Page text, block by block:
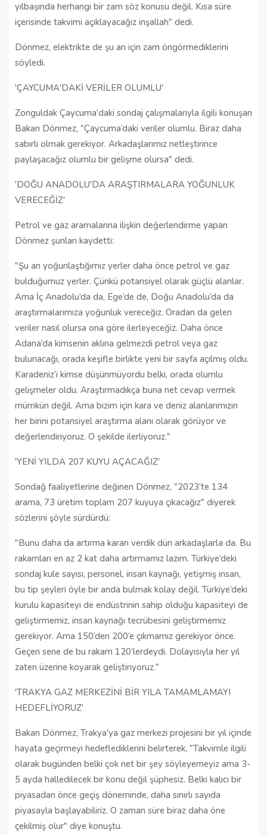
yılbaşında herhangi bir zam söz konusu değil. Kısa süre
içerisinde takvimi açıklayacağız inşallah" dedi.
Dönmez, elektrikte de şu an için zam öngörmediklerini
söyledi.
'ÇAYCUMA'DAKİ VERİLER OLUMLU'
Zonguldak Çaycuma'daki sondaj çalışmalarıyla ilgili konuşan
Bakan Dönmez, "Çaycuma’daki veriler olumlu. Biraz daha
sabırlı olmak gerekiyor. Arkadaşlarımız netleştirince
paylaşacağız olumlu bir gelişme olursa" dedi.
'DOĞU ANADOLU'DA ARAŞTIRMALARA YOĞUNLUK
VERECEĞİZ'
Petrol ve gaz aramalarına ilişkin değerlendirme yapan
Dönmez şunları kaydetti:
"Şu an yoğunlaştığımız yerler daha önce petrol ve gaz
bulduğumuz yerler. Çünkü potansiyel olarak güçlü alanlar.
Ama İç Anadolu’da da, Ege’de de, Doğu Anadolu’da da
araştırmalarımıza yoğunluk vereceğiz. Oradan da gelen
veriler nasıl olursa ona göre ilerleyeceğiz. Daha önce
Adana’da kimsenin aklına gelmezdi petrol veya gaz
bulunacağı, orada keşifle birlikte yeni bir sayfa açılmış oldu.
Karadeniz’i kimse düşünmüyordu belki, orada olumlu
gelişmeler oldu. Araştırmadıkça buna net cevap vermek
mümkün değil. Ama bizim için kara ve deniz alanlarımızın
her birini potansiyel araştırma alanı olarak görüyor ve
değerlendiriyoruz. O şekilde ilerliyoruz."
'YENİ YILDA 207 KUYU AÇACAĞIZ'
Sondağ faaliyetlerine değinen Dönmez, "2023’te 134
arama, 73 üretim toplam 207 kuyuya çıkacağız" diyerek
sözlerini şöyle sürdürdü:
"Bunu daha da artırma kararı verdik dün arkadaşlarla da. Bu
rakamları en az 2 kat daha artırmamız lazım. Türkiye’deki
sondaj kule sayısı, personel, insan kaynağı, yetişmiş insan,
bu tip şeyleri öyle bir anda bulmak kolay değil. Türkiye’deki
kurulu kapasiteyi de endüstrinin sahip olduğu kapasiteyi de
geliştirmemiz, insan kaynağı tecrübesini geliştirmemiz
gerekiyor. Ama 150’den 200’e çıkmamız gerekiyor önce.
Geçen sene de bu rakam 120’lerdeydi. Dolayısıyla her yıl
zaten üzerine koyarak geliştiriyoruz."
'TRAKYA GAZ MERKEZİNİ BİR YILA TAMAMLAMAYI
HEDEFLİYORUZ'
Bakan Dönmez, Trakya'ya gaz merkezi projesini bir yıl içinde
hayata geçirmeyi hedeflediklerini belirterek, "Takvimle ilgili
olarak bugünden belki çok net bir şey söyleyemeyiz ama 3-
5 ayda halledilecek bir konu değil şüphesiz. Belki kalıcı bir
piyasadan önce geçiş döneminde, daha sınırlı sayıda
piyasayla başlayabiliriz. O zaman süre biraz daha öne
çekilmiş olur" diye konuştu.